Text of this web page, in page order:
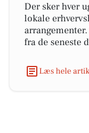
Der sker hver
lokale
fra de seneste
Læs hele